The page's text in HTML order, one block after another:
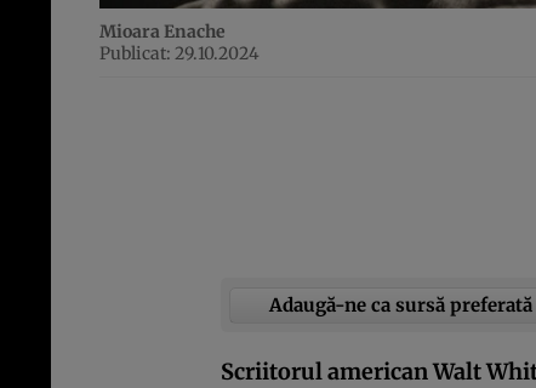
Mioara Enache
Publicat: 29.10.2024
Adaugă-ne ca sursă preferată
Scriitorul american Walt